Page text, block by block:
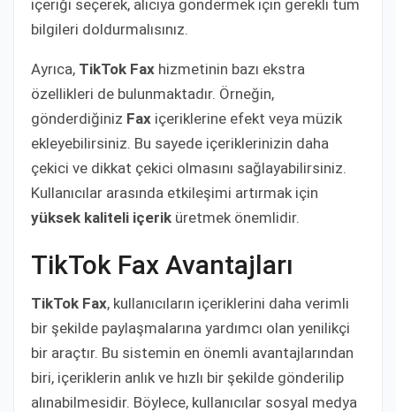
içeriği seçerek, alıcıya göndermek için gerekli tüm
bilgileri doldurmalısınız.
Ayrıca, TikTok Fax hizmetinin bazı ekstra
özellikleri de bulunmaktadır. Örneğin,
gönderdiğiniz Fax içeriklerine efekt veya müzik
ekleyebilirsiniz. Bu sayede içeriklerinizin daha
çekici ve dikkat çekici olmasını sağlayabilirsiniz.
Kullanıcılar arasında etkileşimi artırmak için
yüksek kaliteli içerik üretmek önemlidir.
TikTok Fax Avantajları
TikTok Fax, kullanıcıların içeriklerini daha verimli
bir şekilde paylaşmalarına yardımcı olan yenilikçi
bir araçtır. Bu sistemin en önemli avantajlarından
biri, içeriklerin anlık ve hızlı bir şekilde gönderilip
alınabilmesidir. Böylece, kullanıcılar sosyal medya